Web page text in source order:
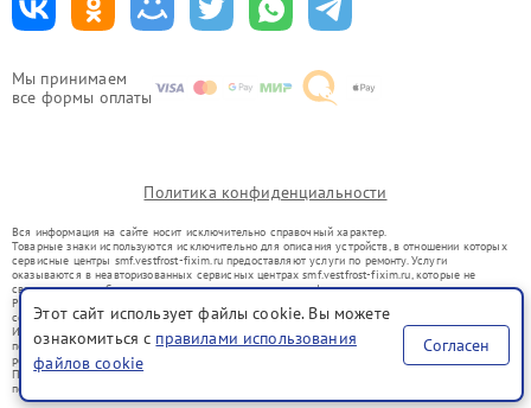
Мы принимаем
все формы оплаты
Политика конфиденциальности
Вся информация на сайте носит исключительно справочный характер.
Товарные знаки используются исключительно для описания устройств, в отношении которых
сервисные центры smf.vestfrost-fixim.ru предоставляют услуги по ремонту. Услуги
оказываются в неавторизованных сервисных центрах smf.vestfrost-fixim.ru, которые не
связаны с правообладателями товарных знаков или их официальными представителями.
Ремонт осуществляется для устройств, уже введенных в гражданский оборот в соответствии
со статьей 1487 ГК РФ.
Использование товарных знаков не преследует цели индивидуализации услуг или введения
потребителей в заблуждение, а служит для информирования о предоставляемых услугах по
ремонту техники указанных брендов.
Представленная на сайте информация не является публичной офертой, определяемой
положениями Статьи 437(2) Гражданского кодекса РФ
Этот сайт использует файлы cookie. Вы можете
ознакомиться с правилами использования
файлов cookie
Согласен